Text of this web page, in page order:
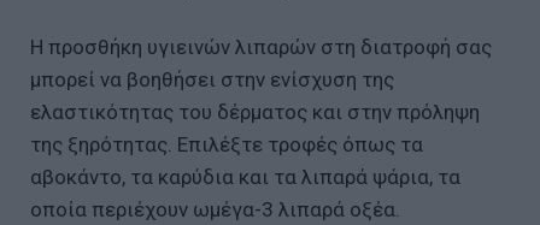
Η προσθήκη υγιεινών λιπαρών στη διατροφή σας
μπορεί να βοηθήσει στην ενίσχυση της
ελαστικότητας του δέρματος και στην πρόληψη
της ξηρότητας. Επιλέξτε τροφές όπως τα
αβοκάντο, τα καρύδια και τα λιπαρά ψάρια, τα
οποία περιέχουν ωμέγα-3 λιπαρά οξέα.